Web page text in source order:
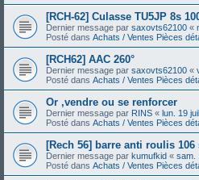
[RCH-62] Culasse TU5JP 8s
Dernier message par saxovts62100 «
Posté dans Achats / Ventes Pièces
[RCH62] AAC 260°
Dernier message par saxovts62100 «
Posté dans Achats / Ventes Pièces
Or ,vendre ou se renforcer
Dernier message par RINS « lun. 19
Posté dans Achats / Ventes Pièces
[Rech 56] barre anti roulis 106
Dernier message par kumufkid « sam.
Posté dans Achats / Ventes Pièces